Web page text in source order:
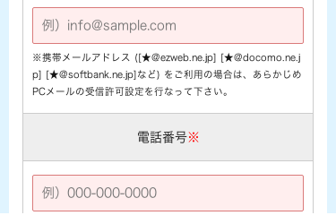
※携帯メールアドレス ([★@ezweb.ne.jp] [★@docomo.ne.j
p] [★@softbank.ne.jp]など) をご利用の場合は、あらかじめ
PCメールの受信許可設定を行なって下さい。
電話番号※